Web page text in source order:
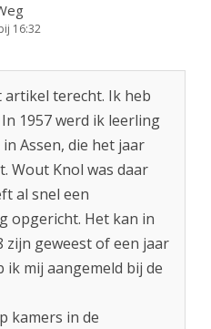
16:32
terecht. Ik heb
1957 werd ik leerling
Assen, die het jaar
Wout Knol was daar
al snel een
opgericht. Het kan in
zijn geweest of een jaar
ik mij aangemeld bij de
kamers in de